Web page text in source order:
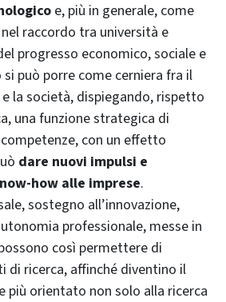
e, più in generale, come
raccordo tra università e
progresso economico, sociale e
può porre come cerniera fra il
la società, dispiegando, rispetto
una funzione strategica di
con un effetto
dare nuovi impulsi e
how alle imprese.
sostegno all’innovazione,
professionale, messe in
così permettere di
ricerca, affinché diventino il
più orientato non solo alla ricerca